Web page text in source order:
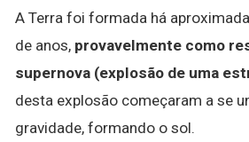
A Terra foi formada há
de anos, provavelmente como
supernova (explosão de uma
desta explosão começaram a se
gravidade, formando o sol.